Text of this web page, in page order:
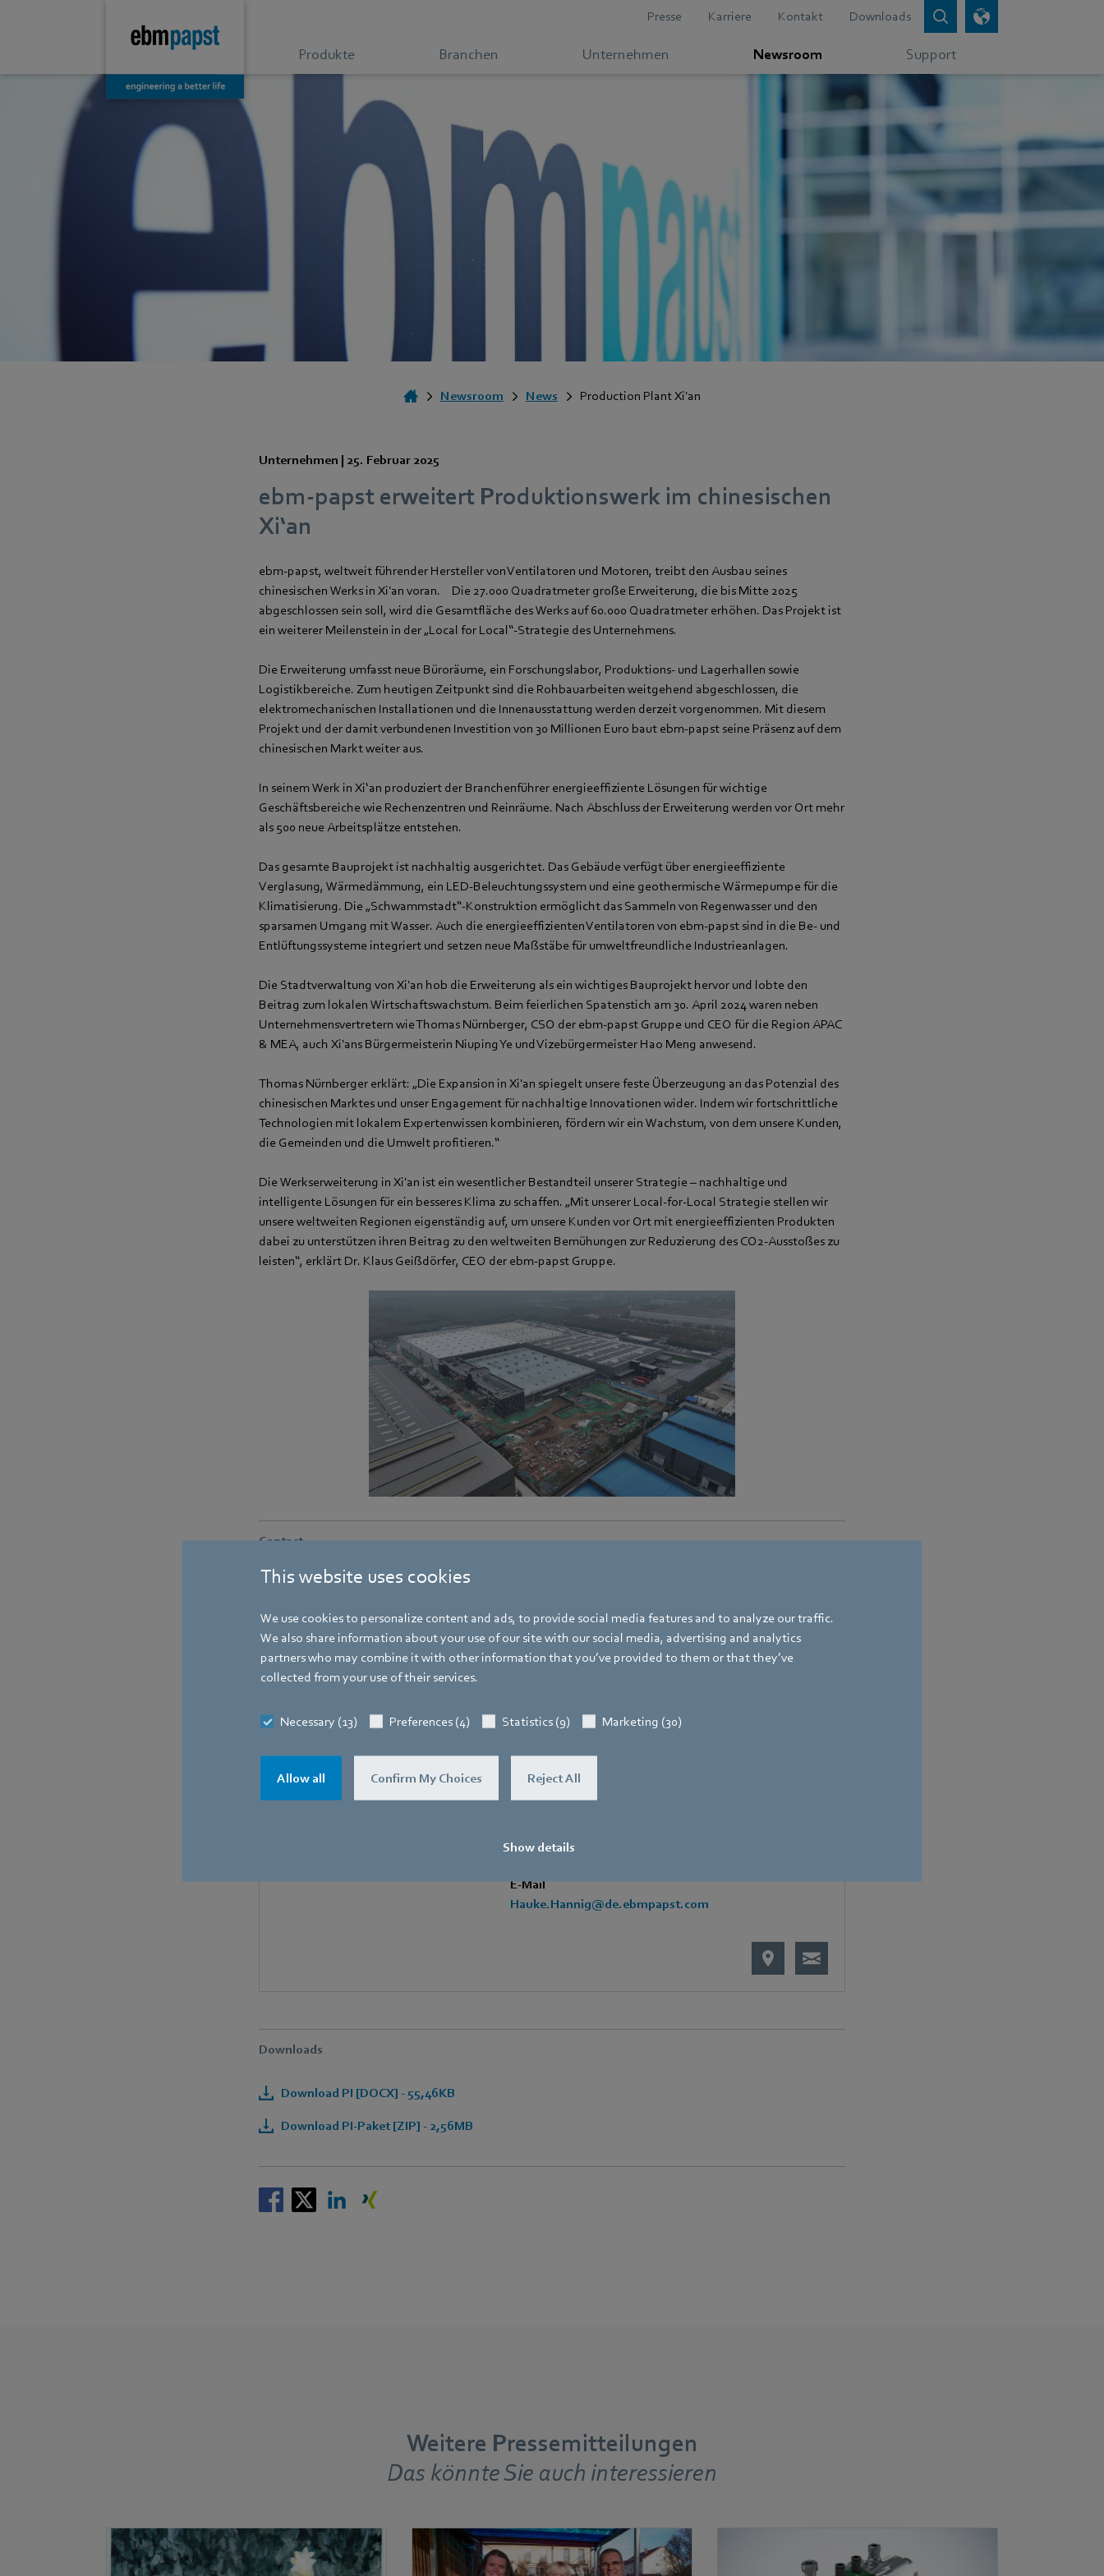
This website uses cookies
We use cookies to personalize content and ads, to provide social media features and to analyze our traffic.
We also share information about your use of our site with our social media, advertising and analytics
partners who may combine it with other information that you’ve provided to them or that they’ve
collected from your use of their services.
Necessary (13) Preferences (4) Statistics (9) Marketing (30)
Allow all Confirm My Choices Reject All
Show details
Presse Karriere Kontakt Downloads
Produkte Branchen Unternehmen Newsroom Support
Newsroom News Production Plant Xi'an
Unternehmen | 25. Februar 2025
ebm‑papst erweitert Produktionswerk im chinesischen
Xi‘an
ebm‑papst, weltweit führender Hersteller von Ventilatoren und Motoren, treibt den Ausbau seines
chinesischen Werks in Xi'an voran.
Die 27.000 Quadratmeter große Erweiterung, die bis Mitte 2025
abgeschlossen sein soll, wird die Gesamtfläche des Werks auf 60.000 Quadratmeter erhöhen. Das Projekt ist
ein weiterer Meilenstein in der „Local for Local“-Strategie des Unternehmens.
Die Erweiterung umfasst neue Büroräume, ein Forschungslabor, Produktions- und Lagerhallen sowie
Logistikbereiche. Zum heutigen Zeitpunkt sind die Rohbauarbeiten weitgehend abgeschlossen, die
elektromechanischen Installationen und die Innenausstattung werden derzeit vorgenommen. Mit diesem
Projekt und der damit verbundenen Investition von 30 Millionen Euro baut ebm‑papst seine Präsenz auf dem
chinesischen Markt weiter aus.
In seinem Werk in Xi‘an produziert der Branchenführer energieeffiziente Lösungen für wichtige
Geschäftsbereiche wie Rechenzentren und Reinräume. Nach Abschluss der Erweiterung werden vor Ort mehr
als 500 neue Arbeitsplätze entstehen.
Das gesamte Bauprojekt ist nachhaltig ausgerichtet. Das Gebäude verfügt über energieeffiziente
Verglasung, Wärmedämmung, ein LED-Beleuchtungssystem und eine geothermische Wärmepumpe für die
Klimatisierung. Die „Schwammstadt“-Konstruktion ermöglicht das Sammeln von Regenwasser und den
sparsamen Umgang mit Wasser. Auch die energieeffizienten Ventilatoren von ebm‑papst sind in die Be- und
Entlüftungssysteme integriert und setzen neue Maßstäbe für umweltfreundliche Industrieanlagen.
Die Stadtverwaltung von Xi'an hob die Erweiterung als ein wichtiges Bauprojekt hervor und lobte den
Beitrag zum lokalen Wirtschaftswachstum. Beim feierlichen Spatenstich am 30. April 2024 waren neben
Unternehmensvertretern wie Thomas Nürnberger, CSO der ebm‑papst Gruppe und CEO für die Region APAC
& MEA, auch Xi'ans Bürgermeisterin Niuping Ye und Vizebürgermeister Hao Meng anwesend.
Thomas Nürnberger erklärt: „Die Expansion in Xi'an spiegelt unsere feste Überzeugung an das Potenzial des
chinesischen Marktes und unser Engagement für nachhaltige Innovationen wider. Indem wir fortschrittliche
Technologien mit lokalem Expertenwissen kombinieren, fördern wir ein Wachstum, von dem unsere Kunden,
die Gemeinden und die Umwelt profitieren.“
Die Werkserweiterung in Xi'an ist ein wesentlicher Bestandteil unserer Strategie – nachhaltige und
intelligente Lösungen für ein besseres Klima zu schaffen. „Mit unserer Local-for-Local Strategie stellen wir
unsere weltweiten Regionen eigenständig auf, um unsere Kunden vor Ort mit energieeffizienten Produkten
dabei zu unterstützen ihren Beitrag zu den weltweiten Bemühungen zur Reduzierung des CO2-Ausstoßes zu
leisten“, erklärt Dr. Klaus Geißdörfer, CEO der ebm‑papst Gruppe.
Contact
Bereichsleiter Unternehmenskommunikation & Politik
Pressesprecher ebm-papst Gruppe
Fax
+49 7938 81-97105
+49 171 3624067
E-Mail
Hauke.Hannig@de.ebmpapst.com
Downloads
Download PI [DOCX] - 55,46KB
Download PI-Paket [ZIP] - 2,56MB
Weitere Pressemitteilungen
Das könnte Sie auch interessieren